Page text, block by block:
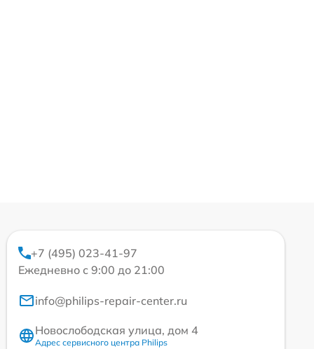
+7 (495) 023-41-97
Ежедневно с 9:00 до 21:00
info@philips-repair-center.ru
Новослободская улица, дом 4
Адрес сервисного центра Philips